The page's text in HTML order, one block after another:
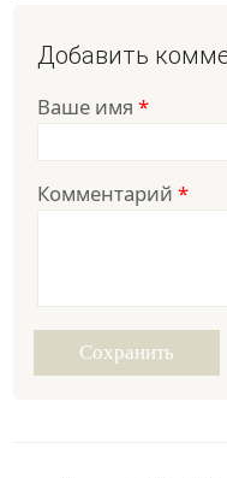
Добавить
Ваше имя *
Комментарий *